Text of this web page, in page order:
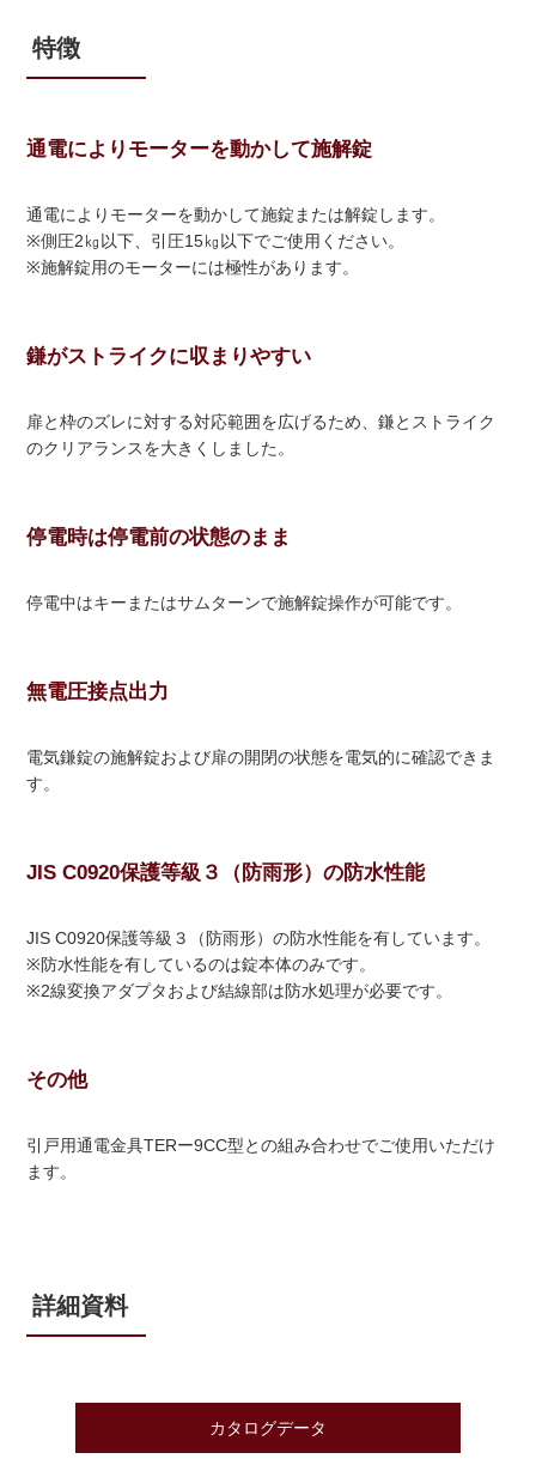
特徴
通電によりモーターを動かして施解錠
通電によりモーターを動かして施錠または解錠します。
※側圧2㎏以下、引圧15㎏以下でご使用ください。
※施解錠用のモーターには極性があります。
鎌がストライクに収まりやすい
扉と枠のズレに対する対応範囲を広げるため、鎌とストライク
のクリアランスを大きくしました。
停電時は停電前の状態のまま
停電中はキーまたはサムターンで施解錠操作が可能です。
無電圧接点出力
電気鎌錠の施解錠および扉の開閉の状態を電気的に確認できま
す。
JIS C0920保護等級３（防雨形）の防水性能
JIS C0920保護等級３（防雨形）の防水性能を有しています。
※防水性能を有しているのは錠本体のみです。
※2線変換アダプタおよび結線部は防水処理が必要です。
その他
引戸用通電金具TERー9CC型との組み合わせでご使用いただけ
ます。
詳細資料
カタログデータ